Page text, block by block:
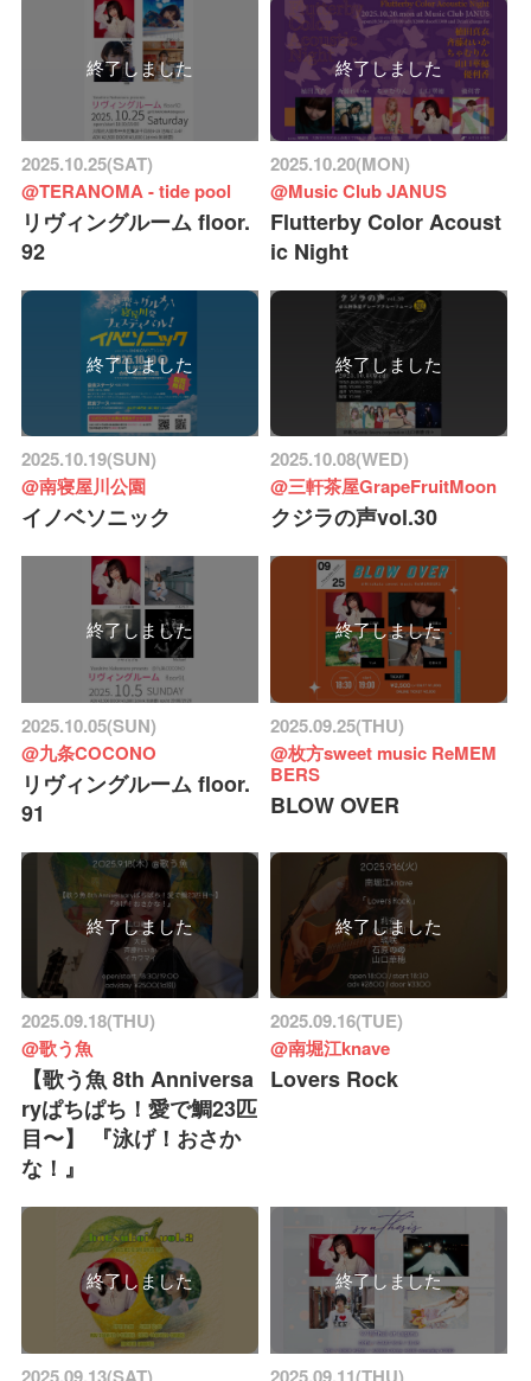
終了しました
2025.10.25(SAT)
@TERANOMA - tide pool
リヴィングルーム floor.
92
終了しました
2025.10.20(MON)
@Music Club JANUS
Flutterby Color Acoust
ic Night
終了しました
2025.10.19(SUN)
@南寝屋川公園
イノベソニック
終了しました
2025.10.08(WED)
@三軒茶屋GrapeFruitMoon
クジラの声vol.30
終了しました
2025.10.05(SUN)
@九条COCONO
リヴィングルーム floor.
91
終了しました
2025.09.25(THU)
@枚方sweet music ReMEM
BERS
BLOW OVER
終了しました
2025.09.18(THU)
@歌う魚
【歌う魚 8th Anniversa
ryぱちぱち！愛で鯛23匹
目〜】 『泳げ！おさか
な！』
終了しました
2025.09.16(TUE)
@南堀江knave
Lovers Rock
終了しました 終了しました